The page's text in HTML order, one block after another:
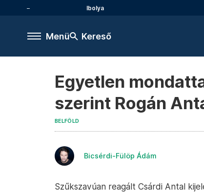
Ibolya
Menü Kereső
Egyetlen
szerint Rogán
BELFÖLD
Bicsérdi-Fülöp Ádám
Szűkszavúan reagált Csárdi Antal